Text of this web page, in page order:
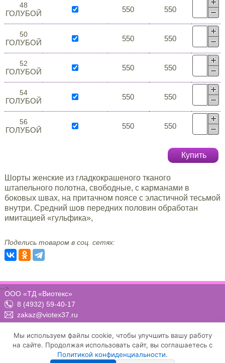
48
ГОЛУБОЙ 550 550
50
ГОЛУБОЙ 550 550
52
ГОЛУБОЙ 550 550
54
ГОЛУБОЙ 550 550
56
ГОЛУБОЙ 550 550
Купить
Шорты женские из гладкокрашеного тканого
штапельного полотна, свободные, с карманами в
боковых швах, на притачном поясе с эластичной тесьмой
внутри. Средний шов передних половин обработан
имитацией «гульфика»,
Поделись товаром в соц. сетях:
ООО «ТД «Виотекс»
8 (4932) 59-40-17
zakaz@viotex37.ru
-->
Мы используем файлы cookie, чтобы улучшить вашу работу
на сайте. Продолжая использовать сайт, вы соглашаетесь с
Политикой конфиденциальности.